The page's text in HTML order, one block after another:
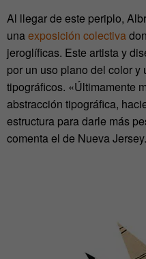
Al llegar de este periplo,
unaexposición colectiva
jeroglíficas. Este artista y
por un uso plano del color
tipográficos. «Últimamente
abstracción tipográfica,
estructura para darle más
comenta el de Nueva Jersey.